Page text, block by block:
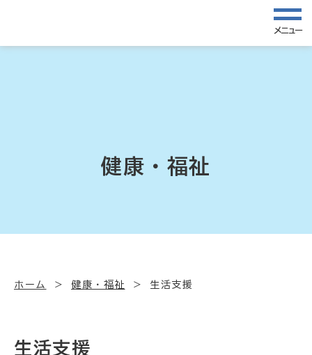
メニュー
健康・福祉
ホーム 健康・福祉 生活支援
生活支援